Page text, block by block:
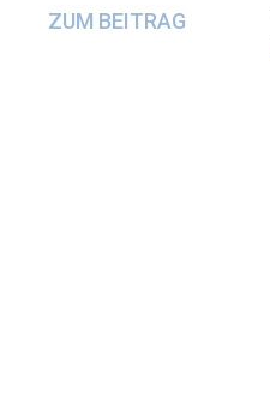
ZUM BEITRAG